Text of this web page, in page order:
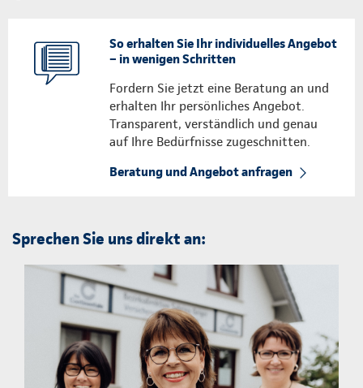
So erhalten Sie Ihr individuelles Angebot
– in wenigen Schritten
Fordern Sie jetzt eine Beratung an und
erhalten Ihr persönliches Angebot.
Transparent, verständlich und genau
auf Ihre Bedürfnisse zugeschnitten.
Beratung und Angebot anfragen
Sprechen Sie uns direkt an: